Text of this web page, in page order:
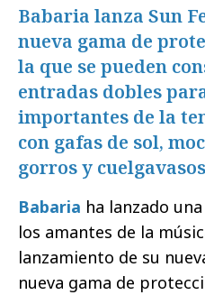
Babaria lanza Sun
nueva gama de
la que se pueden
entradas dobles
importantes de la
con gafas de sol,
gorros y
Babaria ha lanzado
los amantes de la
lanzamiento de su
nueva gama de